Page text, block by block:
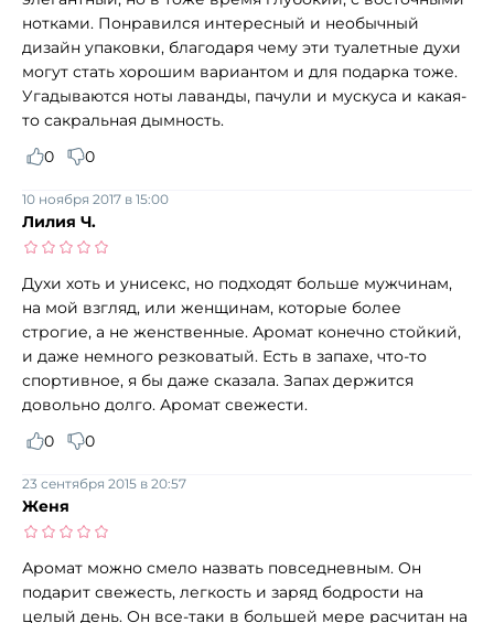
нотками. Понравился интересный и необычный
дизайн упаковки, благодаря чему эти туалетные духи
могут стать хорошим вариантом и для подарка тоже.
Угадываются ноты лаванды, пачули и мускуса и какая-
то сакральная дымность.
0
0
Лилия Ч.
10 ноября 2017 в 15:00
Духи хоть и унисекс, но подходят больше мужчинам,
на мой взгляд, или женщинам, которые более
строгие, а не женственные. Аромат конечно стойкий,
и даже немного резковатый. Есть в запахе, что-то
спортивное, я бы даже сказала. Запах держится
довольно долго. Аромат свежести.
0
0
Женя
23 сентября 2015 в 20:57
Аромат можно смело назвать повседневным. Он
подарит свежесть, легкость и заряд бодрости на
целый день. Он все-таки в большей мере расчитан на